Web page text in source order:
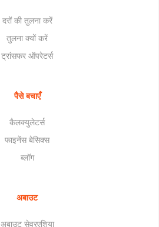
दरों की तुलना करें
तुलना क्यों करें
ट्रांसफर ऑपरेटर्स
पैसे बचाएँ
कैलक्युलेटर्स
फाइनेंस बेसिक्स
ब्लॉग
अबाउट
अबाउट सेवरएशिया